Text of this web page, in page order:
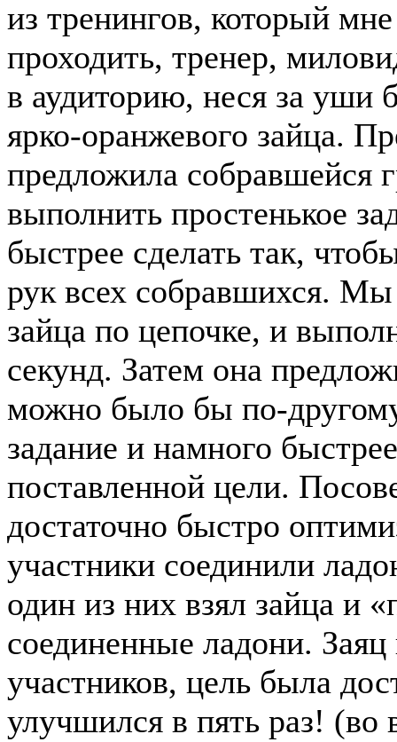
из тренингов, который
проходить, тренер,
в аудиторию, неся за уши
ярко-оранжевого зайца.
предложила собравшейся
выполнить простенькое
быстрее сделать так,
рук всех собравшихся. Мы
зайца по цепочке, и
секунд. Затем она
можно было бы по-
задание и намного
поставленной цели.
достаточно быстро
участники соединили
один из них взял зайца и
соединенные ладони. Заяц
участников, цель была
улучшился в пять раз! (во